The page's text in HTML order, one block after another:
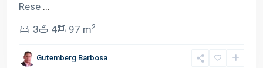
Rese ...
3
4 97 m2
Gutemberg Barbosa
Tarumã,